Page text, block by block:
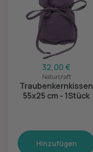
32,00 €
Naturcraft
Traubenkernkissen
55x25 cm - 1Stück
Hinzufügen